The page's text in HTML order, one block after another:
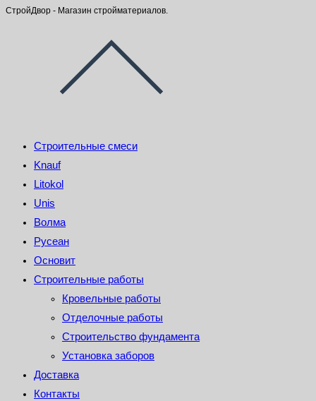
СтройДвор - Магазин стройматериалов.
Строительные смеси
Knauf
Litokol
Unis
Волма
Русеан
Основит
Строительные работы
Кровельные работы
Отделочные работы
Строительство фундамента
Установка заборов
Доставка
Контакты